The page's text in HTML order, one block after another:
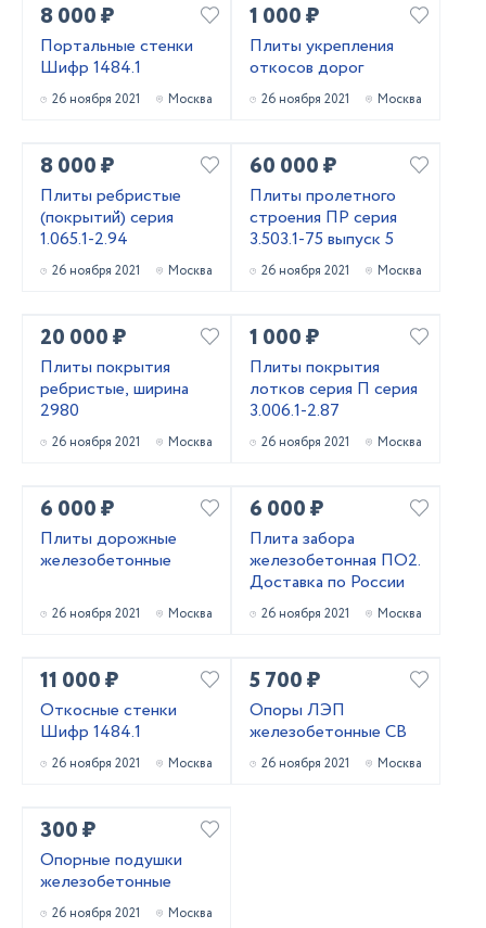
8 000 ₽
Портальные стенки
Шифр 1484.1
26 ноября 2021 Москва
1 000 ₽
Плиты укрепления
откосов дорог
26 ноября 2021 Москва
8 000 ₽
Плиты ребристые
(покрытий) серия
1.065.1-2.94
26 ноября 2021 Москва
60 000 ₽
Плиты пролетного
строения ПР серия
3.503.1-75 выпуск 5
26 ноября 2021 Москва
20 000 ₽
Плиты покрытия
ребристые, ширина
2980
26 ноября 2021 Москва
1 000 ₽
Плиты покрытия
лотков серия П серия
3.006.1-2.87
26 ноября 2021 Москва
6 000 ₽
Плиты дорожные
железобетонные
26 ноября 2021 Москва
6 000 ₽
Плита забора
железобетонная ПО2.
Доставка по России
26 ноября 2021 Москва
11 000 ₽
Откосные стенки
Шифр 1484.1
26 ноября 2021 Москва
5 700 ₽
Опоры ЛЭП
железобетонные СВ
26 ноября 2021 Москва
300 ₽
Опорные подушки
железобетонные
26 ноября 2021 Москва